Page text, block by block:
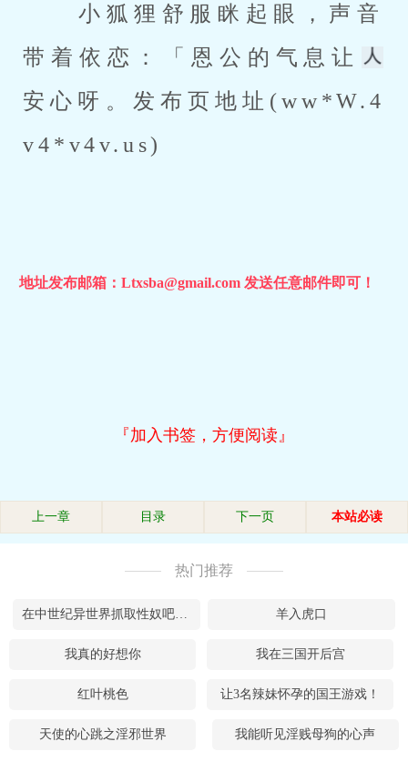
带着依恋：「恩公的气息让
安心呀。发布页地址(ww*W.4
v4*v4v.us)
地址发布邮箱：Ltxsba@gmail.com 发送任意邮件即可！
『加入书签，方便阅读』
上一章 目录 下一页 本站必读
热门推荐
在中世纪异世界抓取性奴吧！——暴力，强奸与性奴 羊入虎口
我真的好想你 我在三国开后宫
红叶桃色 让3名辣妹怀孕的国王游戏！
天使的心跳之淫邪世界 我能听见淫贱母狗的心声